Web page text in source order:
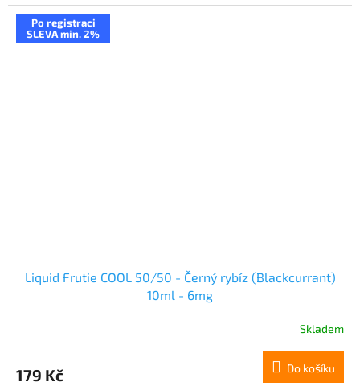
Po registraci
SLEVA min. 2%
Liquid Frutie COOL 50/50 - Černý rybíz (Blackcurrant)
10ml - 6mg
Skladem
179 Kč Do košíku